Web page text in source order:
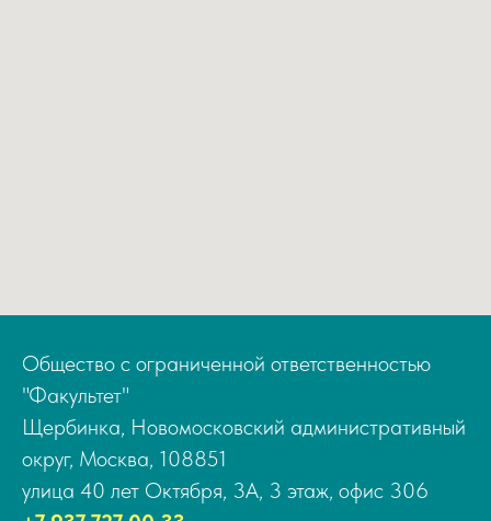
Общество с ограниченной ответственностью
"Факультет"
Щербинка, Новомосковский административный
округ, Москва, 108851
улица 40 лет Октября, 3А, 3 этаж, офис 306